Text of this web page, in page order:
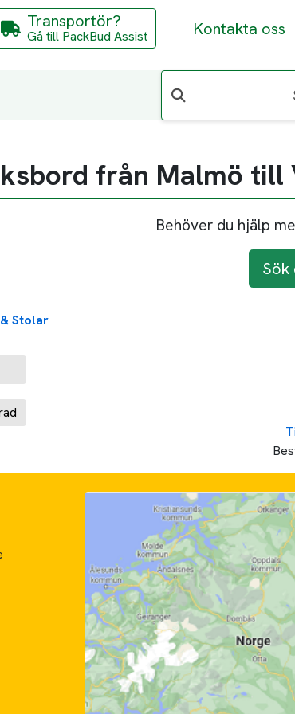
Transportör?
Gå till PackBud Assist Kontakta oss
från Malmö till
Behöver du hjälp
Sök
Stolar